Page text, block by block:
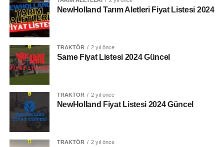
Vites Seçeneği
12 + 12
Silindir Hacmi
3 / 2,9 L
Kaldırma Kapasitesi
2700 Kg
Yakıt Deposu
NewHolland Tarım Aletleri Fiyat Listesi 2024
TRAKTÖR 2 yıl önce
Same Fiyat Listesi 2024 Güncel
TRAKTÖR 2 yıl önce
NewHolland Fiyat Listesi 2024 Güncel
TRAKTÖR 2 yıl önce